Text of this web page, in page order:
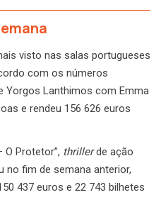
visto nas salas portugueses
com os números
Yorgos Lanthimos com Emma
e rendeu 156 626 euros
O Protetor”, thrillerde ação
no fim de semana anterior,
437 euros e 22 743 bilhetes